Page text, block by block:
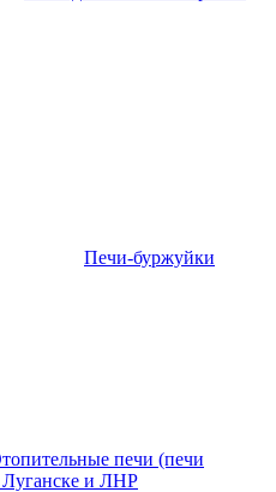
Печи-буржуйки
печи (печи
Луганске и ЛНР